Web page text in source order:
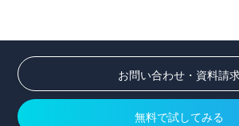
お問い合わせ・資料請
無料で試してみる